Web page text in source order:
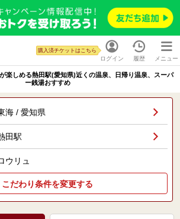
ログイン
購入済チケットはこちら
履歴 メニュー
楽しめる熱田駅(愛知県)近くの温泉、日帰り温泉、スーパ
ー銭湯おすすめ
海 / 愛知県
田駅
ウリュ
こだわり条件を変更する